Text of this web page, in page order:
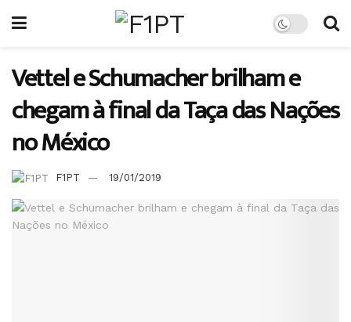
Vettel e Schumacher brilham e
chegam à final da Taça das Nações
no México
F1PT 19/01/2019